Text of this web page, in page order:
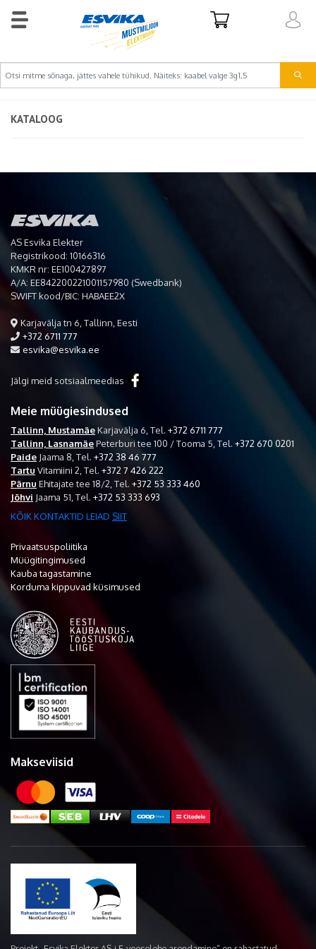
KATALOOG
AS Esvika Elekter
Registrikood: 10166316
KMKR nr: EE100427897
A/A: EE842200221001157980 (Swedbank)
SWIFT kood/BIC: HABAEE2X
Karjavälja tn 6, Tallinn, Eesti
+372 6711 777
esvika@esvika.ee
Jälgi meid sotsiaalmeedias
Meie müügiesindused
Tallinn, MustamäeKarjavälja 6, Tel. +372 6711 777
Tallinn, LasnamäePeterburi tee 100 / Tooma 5, Tel. +372 670 0201
Paide Jaama 8, Tel. +372 38 46 777
Tartu Vitamiini 2, Tel. +372 7 426 222
Pärnu Ehitajate tee 18/2, Tel. +372 53 333 460
Jõhvi Jaama 51, Tel. +372 53 333 693
KÕIK KONTAKTID LEIAD SIIT
Privaatsuspoliitika
Müügitingimused
Kauba tagastamine
Korduma kippuvad küsimused
Makseviisid